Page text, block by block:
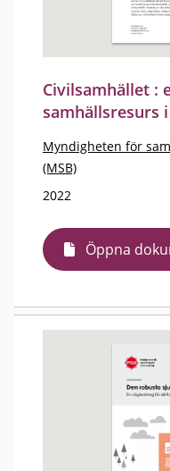
Civilsamhället :
samhällsresurs
Myndigheten för
(MSB)
2022
Öppna